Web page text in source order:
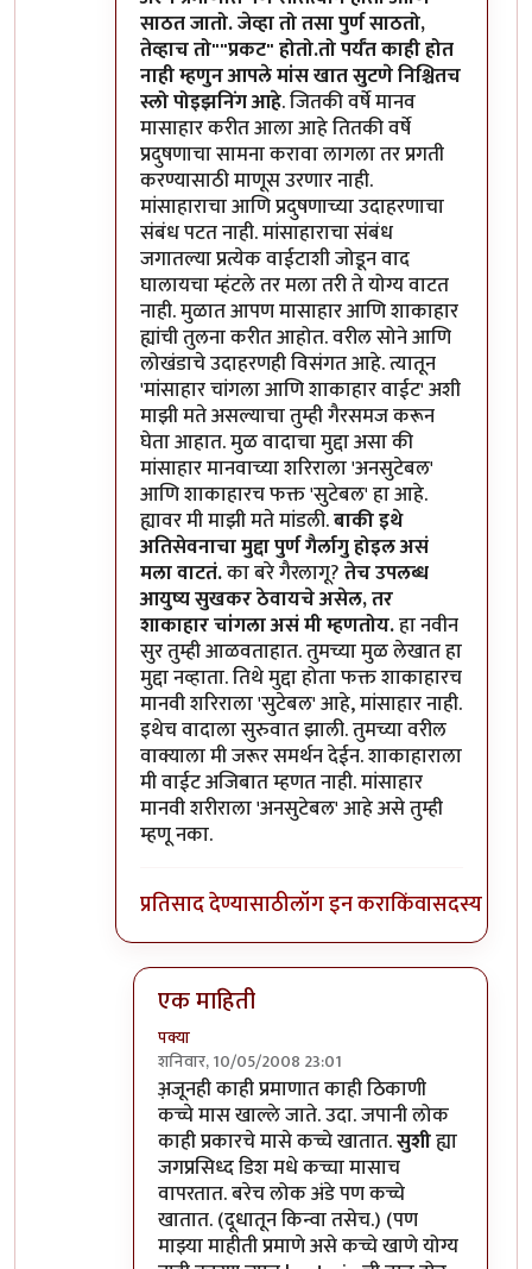
साठत जातो. जेव्हा तो तसा पुर्ण साठतो,
तेव्हाच तो""प्रकट" होतो.तो पर्यंत काही होत
नाही म्हणुन आपले मांस खात सुटणे निश्चितच
स्लो पोइझनिंग आहे. जितकी वर्षे मानव
मासाहार करीत आला आहे तितकी वर्षे
प्रदुषणाचा सामना करावा लागला तर प्रगती
करण्यासाठी माणूस उरणार नाही.
मांसाहाराचा आणि प्रदुषणाच्या उदाहरणाचा
संबंध पटत नाही. मांसाहाराचा संबंध
जगातल्या प्रत्येक वाईटाशी जोडून वाद
घालायचा म्हंटले तर मला तरी ते योग्य वाटत
नाही. मुळात आपण मासाहार आणि शाकाहार
ह्यांची तुलना करीत आहोत. वरील सोने आणि
लोखंडाचे उदाहरणही विसंगत आहे. त्यातून
'मांसाहार चांगला आणि शाकाहार वाईट' अशी
माझी मते असल्याचा तुम्ही गैरसमज करून
घेता आहात. मुळ वादाचा मुद्दा असा की
मांसाहार मानवाच्या शरिराला 'अनसुटेबल'
आणि शाकाहारच फक्त 'सुटेबल' हा आहे.
ह्यावर मी माझी मते मांडली.बाकी इथे
अतिसेवनाचा मुद्दा पुर्ण गैर्लागु होइल असं
मला वाटतं.का बरे गैरलागू?तेच उपलब्ध
आयुष्य सुखकर ठेवायचे असेल, तर
शाकाहार चांगला असं मी म्हणतोय.हा नवीन
सुर तुम्ही आळवताहात. तुमच्या मुळ लेखात हा
मुद्दा नव्हाता. तिथे मुद्दा होता फक्त शाकाहारच
मानवी शरिराला 'सुटेबल' आहे, मांसाहार नाही.
इथेच वादाला सुरुवात झाली. तुमच्या वरील
वाक्याला मी जरूर समर्थन देईन. शाकाहाराला
मी वाईट अजिबात म्हणत नाही. मांसाहार
मानवी शरीराला 'अनसुटेबल' आहे असे तुम्ही
म्हणू नका.
प्रतिसाद देण्यासाठीलॉग इन कराकिंवासदस्य व्हा
एक माहिती
पक्या
शनिवार, 10/05/2008 23:01
In reply toतेचbyप्रभाकर पेठकर
अ़जूनही काही प्रमाणात काही ठिकाणी
कच्चे मास खाल्ले जाते. उदा. जपानी लोक
काही प्रकारचे मासे कच्चे खातात.सुशीह्या
जगप्रसिध्द डिश मधे कच्चा मासाच
वापरतात. बरेच लोक अंडे पण कच्चे
खातात. (दूधातून किन्वा तसेच.) (पण
माझ्या माहीती प्रमाणे असे कच्चे खाणे योग्य